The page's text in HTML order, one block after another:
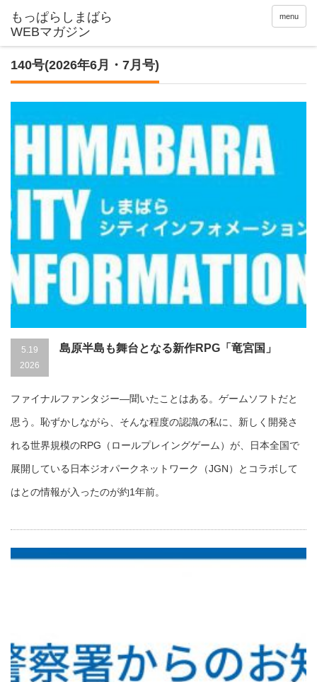
menu
140号(2026年6月・7月号)
5.19
2026
島原半島も舞台となる新作RPG「竜宮国」
ファイナルファンタジー―聞いたことはある。ゲームソフトだと
思う。恥ずかしながら、そんな程度の認識の私に、新しく開発さ
れる世界規模のRPG（ロールプレイングゲーム）が、日本全国で
展開している日本ジオパークネットワーク（JGN）とコラボして
はとの情報が入ったのが約1年前。